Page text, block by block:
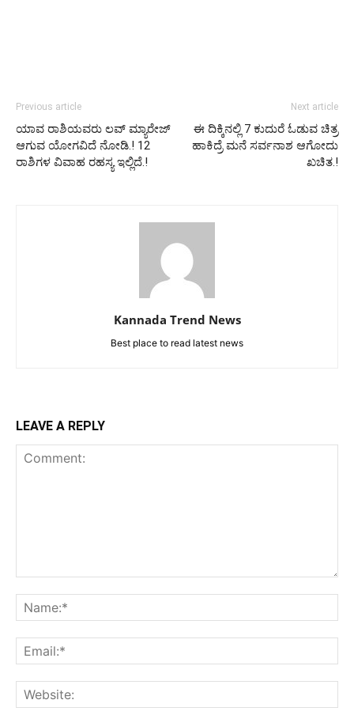
Previous article
ಯಾವ ರಾಶಿಯವರು ಲವ್ ಮ್ಯಾರೇಜ್
ಆಗುವ ಯೋಗವಿದೆ ನೋಡಿ.! 12
ರಾಶಿಗಳ ವಿವಾಹ ರಹಸ್ಯ ಇಲ್ಲಿದೆ.!
Next article
ಈ ದಿಕ್ಕಿನಲ್ಲಿ 7 ಕುದುರೆ ಓಡುವ ಚಿತ್ರ
ಹಾಕಿದ್ರೆ ಮನೆ ಸರ್ವನಾಶ ಆಗೋದು
ಖಚಿತ.!
Kannada Trend News
Best place to read latest news
LEAVE A REPLY